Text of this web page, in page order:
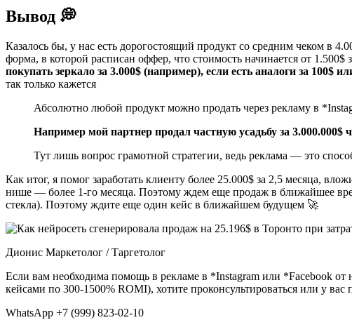
Вывод 💭
Казалось бы, у нас есть дорогостоящий продукт со средним чеком в
форма, в которой расписан оффер, что стоимость начинается от
покупать зеркало за 3.000$ (например), если есть аналоги за 100$
так только кажется
Абсолютно любой продукт можно продать через рекламу в
Например мой партнер продал частную усадьбу за 3.000.000$
Тут лишь вопрос грамотной стратегии, ведь реклама — это
Как итог, я помог заработать клиенту более 25.000$ за 2,5 месяца,
нише — более 1-го месяца. Поэтому ждем еще продаж в ближайшее
стекла). Поэтому ждите еще один кейс в ближайшем будущем 🚀
Дионис Маркетолог / Таргетолог
Если вам необходима помощь в рекламе в *Instagram или *Facebook
кейсами по 300-1500% ROMI), хотите проконсультироваться или у
WhatsApp +7 (999) 823-02-10